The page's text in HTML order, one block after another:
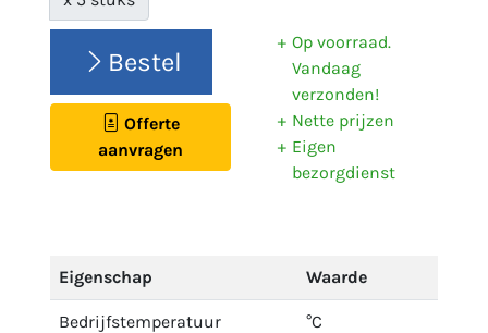
Bestel
Offerte
aanvragen
Op voorraad.
Vandaag
verzonden!
Nette prijzen
Eigen
bezorgdienst
Eigenschap Waarde
Bedrijfstemperatuur °C